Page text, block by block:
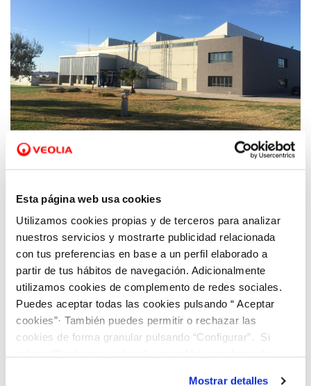
Esta página web usa cookies
Utilizamos cookies propias y de terceros para analizar
nuestros servicios y mostrarte publicidad relacionada
con tus preferencias en base a un perfil elaborado a
partir de tus hábitos de navegación. Adicionalmente
utilizamos cookies de complemento de redes sociales.
Puedes aceptar todas las cookies pulsando “ Aceptar
cookies”· También puedes permitir o rechazar las
cookies de forma granular pulsando “Configurar”. Si
Mostrar detalles
12 DIC 2019
organizan visitas guiadas a la planta
desnitrificadora